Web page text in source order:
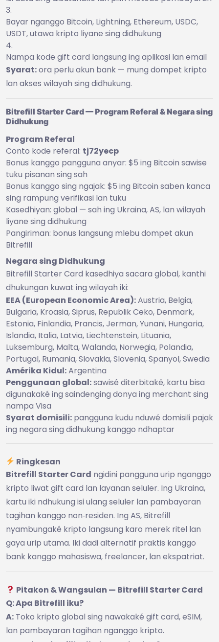
Bayar nganggo Bitcoin, Lightning, Ethereum, USDC,
USDT, utawa kripto liyane sing didhukung
Nampa kode gift card langsung ing aplikasi lan email
Syarat:ora perlu akun bank — mung dompet kripto
lan akses wilayah sing didhukung.
Bitrefill Starter Card — Program Referal & Negara sing
Didhukung
Program Referal
Conto kode referal: tj72yecp
Bonus kanggo pangguna anyar: $5 ing Bitcoin sawise
tuku pisanan sing sah
Bonus kanggo sing ngajak: $5 ing Bitcoin saben kanca
sing rampung verifikasi lan tuku
Kasedhiyan: global — sah ing Ukraina, AS, lan wilayah
liyane sing didhukung
Pangiriman: bonus langsung mlebu dompet akun
Bitrefill
Negara sing Didhukung
Bitrefill Starter Card kasedhiya sacara global, kanthi
dhukungan kuwat ing wilayah iki:
EEA (European Economic Area):Austria, Belgia,
Bulgaria, Kroasia, Siprus, Republik Ceko, Denmark,
Estonia, Finlandia, Prancis, Jerman, Yunani, Hungaria,
Islandia, Italia, Latvia, Liechtenstein, Lituania,
Luksemburg, Malta, Walanda, Norwegia, Polandia,
Portugal, Rumania, Slovakia, Slovenia, Spanyol, Swedia
Amérika Kidul:Argentina
Penggunaan global:sawisé diterbitaké, kartu bisa
digunakaké ing saindenging donya ing merchant sing
nampa Visa
Syarat domisili: pangguna kudu nduwé domisili pajak
ing negara sing didhukung kanggo ndhaptar
Ringkesan
Bitrefill Starter Card ngidini pangguna urip nganggo
kripto liwat gift card lan layanan seluler. Ing Ukraina,
kartu iki ndhukung isi ulang seluler lan pambayaran
tagihan kanggo non‑residen. Ing AS, Bitrefill
nyambungaké kripto langsung karo merek ritel lan
gaya urip utama. Iki dadi alternatif praktis kanggo
bank kanggo mahasiswa, freelancer, lan ekspatriat.
Pitakon & Wangsulan — Bitrefill Starter Card
Q: Apa Bitrefill iku?
A: Toko kripto global sing nawakaké gift card, eSIM,
lan pambayaran tagihan nganggo kripto.